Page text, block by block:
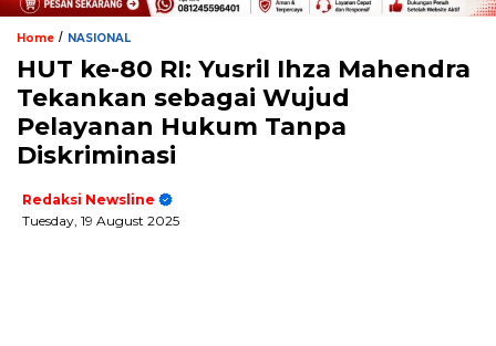
Home / NASIONAL
HUT ke-80 RI: Yusril Ihza Mahendra
Tekankan sebagai Wujud
Pelayanan Hukum Tanpa
Diskriminasi
Redaksi Newsline
Tuesday, 19 August 2025